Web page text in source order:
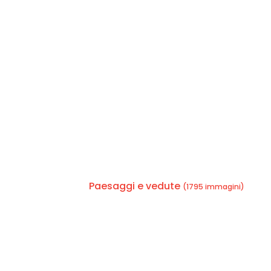
Paesaggi e vedute (1795 immagini)